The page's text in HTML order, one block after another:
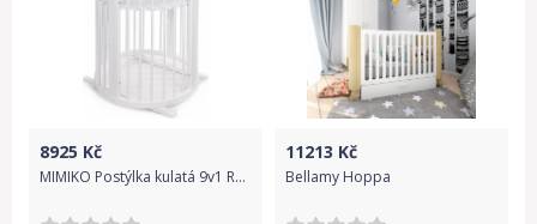
8925 Kč
MIMIKO Postýlka kulatá 9v1 Round White
11213 Kč
Bellamy Hoppa